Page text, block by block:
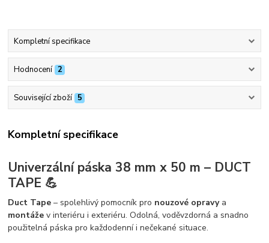
Kompletní specifikace
Hodnocení 2
Související zboží 5
Kompletní specifikace
Univerzální páska 38 mm x 50 m – DUCT
TAPE 💪
Duct Tape – spolehlivý pomocník pro nouzové opravya
montáže v interiéru i exteriéru. Odolná, voděvzdorná a snadno
použitelná páska pro každodenní i nečekané situace.